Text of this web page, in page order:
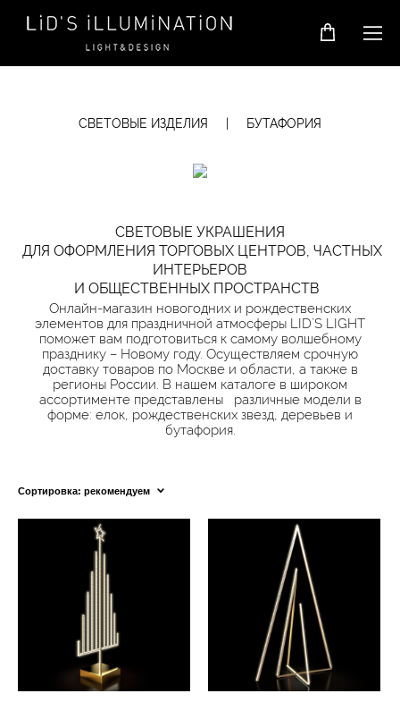
СВЕТОВЫЕ ИЗДЕЛИЯ | БУТАФОРИЯ
СВЕТОВЫЕ УКРАШЕНИЯ
ДЛЯ ОФОРМЛЕНИЯ ТОРГОВЫХ ЦЕНТРОВ, ЧАСТНЫХ
ИНТЕРЬЕРОВ
И ОБЩЕСТВЕННЫХ ПРОСТРАНСТВ
Онлайн-магазин новогодних и рождественских
элементов для праздничной атмосферы LID`S LIGHT
поможет вам подготовиться к самому волшебному
празднику – Новому году. Осуществляем срочную
доставку товаров по Москве и области, а также в
регионы России. В нашем каталоге в широком
ассортименте представлены
различные модели в
форме: елок, рождественских звезд, деревьев и
бутафория.
Сортировка: рекомендуем